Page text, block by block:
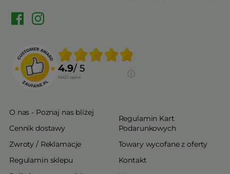
4.9/ 5
10431 opinii
O nas - Poznaj nas bliżej
Cennik dostawy
Zwroty / Reklamacje
Regulamin sklepu
Regulamin Kart
Podarunkowych
Towary wycofane z oferty
Kontakt